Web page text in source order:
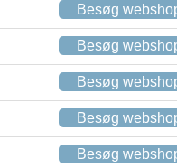
Besøg
Besøg
Besøg
Besøg
Besøg